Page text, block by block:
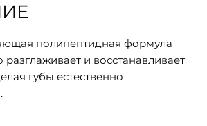
полипептидная формула
разглаживает и восстанавливает
губы естественно